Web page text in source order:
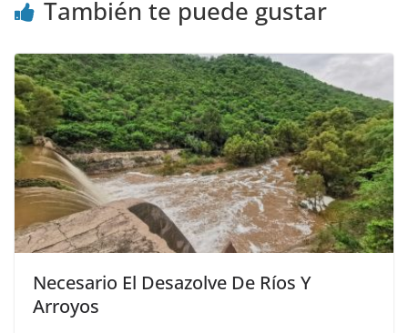
También te puede gustar
Necesario El Desazolve De Ríos Y
Arroyos